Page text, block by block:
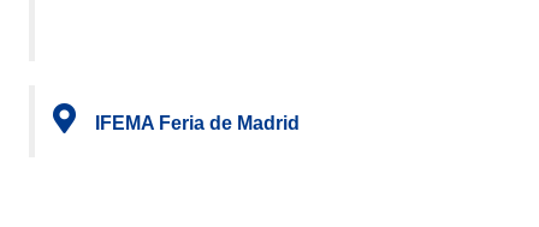
IFEMA Feria de Madrid